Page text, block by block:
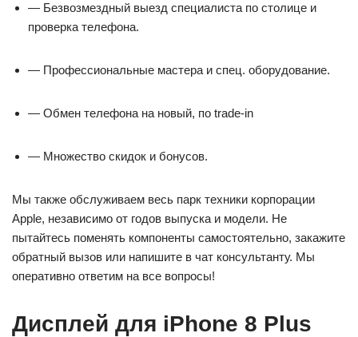
— Безвозмездный выезд специалиста по столице и
проверка телефона.
— Профессиональные мастера и спец. оборудование.
— Обмен телефона на новый, по trade-in
— Множество скидок и бонусов.
Мы также обслуживаем весь парк техники корпорации
Apple, независимо от годов выпуска и модели. Не
пытайтесь поменять компоненты самостоятельно, закажите
обратный вызов или напишите в чат консультанту. Мы
оперативно ответим на все вопросы!
Дисплей для iPhone 8 Plus